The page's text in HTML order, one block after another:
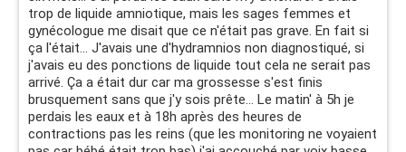
trop de liquide amniotique, mais les sages femmes et
gynécologue me disait que ce n'était pas grave. En fait si
ça l'était... J'avais une d'hydramnios non diagnostiqué, si
j'avais eu des ponctions de liquide tout cela ne serait pas
arrivé. Ça a était dur car ma grossesse s'est finis
brusquement sans que j'y sois prête... Le matin' à 5h je
perdais les eaux et à 18h après des heures de
contractions pas les reins (que les monitoring ne voyaient